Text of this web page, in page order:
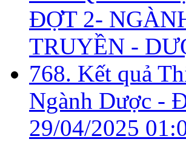
ĐỢT 2-
TRUYỀN -
768. Kết quả
Ngành Dược -
29/04/2025